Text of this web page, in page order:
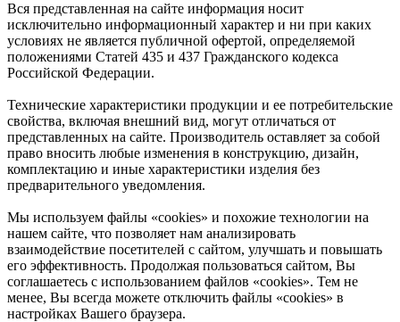
Вся представленная на сайте информация носит
исключительно информационный характер и ни при каких
условиях не является публичной офертой, определяемой
положениями Статей 435 и 437 Гражданского кодекса
Российской Федерации.
Технические характеристики продукции и ее потребительские
свойства, включая внешний вид, могут отличаться от
представленных на сайте. Производитель оставляет за собой
право вносить любые изменения в конструкцию, дизайн,
комплектацию и иные характеристики изделия без
предварительного уведомления.
Мы используем файлы «cookies» и похожие технологии на
нашем сайте, что позволяет нам анализировать
взаимодействие посетителей с сайтом, улучшать и повышать
его эффективность. Продолжая пользоваться сайтом, Вы
соглашаетесь с использованием файлов «cookies». Тем не
менее, Вы всегда можете отключить файлы «cookies» в
настройках Вашего браузера.